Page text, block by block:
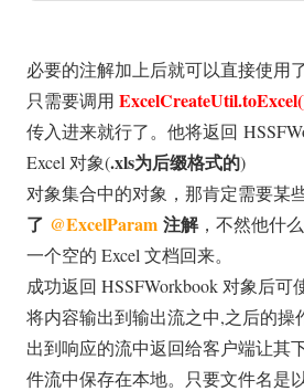
必要的注解加上后就可以直接使用了
只需要调用
传入进来就行了。他将返回
Excel 对象(.xls为后缀格式的)
对象集合中的对象，那肯定需要某
了 @ExcelParam 注解，不然他什
一个空的 Excel 文档回来。
成功返回 HSSFWorkbook 对象后可
将内容输出到输出流之中,之后的操
出到响应的流中返回给客户端让其
件流中保存在本地。只要文件名是